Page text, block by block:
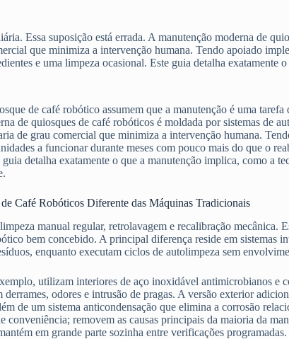
Essa suposição está errada. A manutenção moderna de
que minimiza a intervenção humana. Tendo apoiado
e uma limpeza ocasional. Este guia detalha exatamente
de café robótico assumem que a manutenção é uma tarefa
de quiosques de café robóticos é moldada por sistemas de
de grau comercial que minimiza a intervenção humana.
a funcionar durante meses com pouco mais do que o
detalha exatamente o que a manutenção implica, como a
Café Robóticos Diferente das Máquinas Tradicionais
manual regular, retrolavagem e recalibração mecânica.
bem concebido. A principal diferença reside em sistemas
enquanto executam ciclos de autolimpeza sem
utilizam interiores de aço inoxidável antimicrobianos e
odores e intrusão de pragas. A versão exterior
de um sistema anticondensação que elimina a corrosão
conveniência; removem as causas principais da maioria da
em grande parte sozinha entre verificações programadas.